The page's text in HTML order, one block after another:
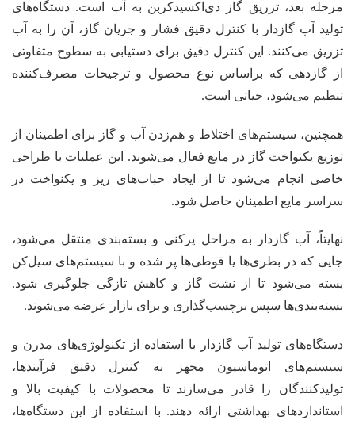
مرحله بعد، تزریق گاز دی‌اکسیدکربن به آب است. دستگاه‌های
تولید آب گازدار با کنترل دقیق فشار و جریان گاز، آن را به آب
تزریق می‌کنند. این کنترل دقیق برای دستیابی به سطوح متفاوتی
از گازدهی که براساس نوع محصول و ترجیحات مصرف‌کننده
تنظیم می‌شود، حیاتی است.
همچنین، سیستم‌های اختلاط و هم‌زدن آب و گاز برای اطمینان از
توزیع یکنواخت گاز در مایع فعال می‌شوند. این عملیات با طراحی
خاصی انجام می‌شود تا از ایجاد حباب‌های ریز و یکنواخت در
سراسر مایع اطمینان حاصل شود.
نهایتاً، آب گازدار به مراحل پرکنی و بسته‌بندی منتقل می‌شود،
جایی که در بطری‌ها یا قوطی‌ها پر شده و با سیستم‌های سیل‌کن
بسته می‌شود تا از نشت گاز و کاهش تازگی جلوگیری شود.
بسته‌بندی‌ها سپس برچسب‌گذاری و برای بازار عرضه می‌شوند.
دستگاه‌های تولید آب گازدار با استفاده از تکنولوژی‌های مدرن و
سیستم‌های اتوماسیون مجهز به کنترل دقیق فرآیندها،
تولیدکنندگان را قادر می‌سازند تا محصولات با کیفیت بالا و
استاندارد‌های بهداشتی ارائه دهند. با استفاده از این دستگاه‌ها،